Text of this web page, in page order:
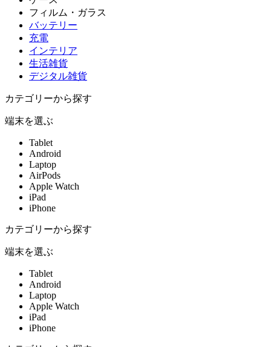
フィルム・ガラス
バッテリー
充電
インテリア
生活雑貨
デジタル雑貨
カテゴリーから探す
端末を選ぶ
Tablet
Android
Laptop
AirPods
Apple Watch
iPad
iPhone
カテゴリーから探す
端末を選ぶ
Tablet
Android
Laptop
Apple Watch
iPad
iPhone